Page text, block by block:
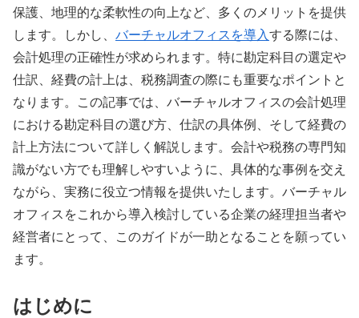
保護、地理的な柔軟性の向上など、多くのメリットを提供
します。しかし、 バーチャルオフィスを導入する際には、
会計処理の正確性が求められます。特に勘定科目の選定や
仕訳、経費の計上は、税務調査の際にも重要なポイントと
なります。この記事では、バーチャルオフィスの会計処理
における勘定科目の選び方、仕訳の具体例、そして経費の
計上方法について詳しく解説します。会計や税務の専門知
識がない方でも理解しやすいように、具体的な事例を交え
ながら、実務に役立つ情報を提供いたします。バーチャル
オフィスをこれから導入検討している企業の経理担当者や
経営者にとって、このガイドが一助となることを願ってい
ます。
はじめに